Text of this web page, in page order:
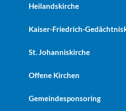
Heilandskirche
Kaiser-Friedrich-
St. Johanniskirche
Offene Kirchen
Gemeindesponsoring